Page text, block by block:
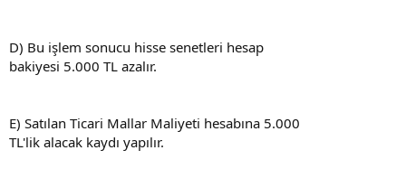
D) Bu işlem sonucu hisse senetleri hesap
bakiyesi 5.000 TL azalır.
E) Satılan Ticari Mallar Maliyeti hesabına 5.000
TL'lik alacak kaydı yapılır.